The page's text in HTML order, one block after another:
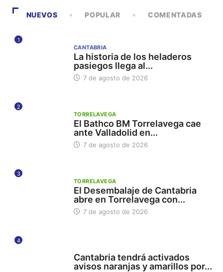
NUEVOS POPULAR COMENTADAS
1
CANTABRIA
La historia de los heladeros
pasiegos llega al...
7 de agosto de 2026
2
TORRELAVEGA
El Bathco BM Torrelavega cae
ante Valladolid en...
7 de agosto de 2026
3
TORRELAVEGA
El Desembalaje de Cantabria
abre en Torrelavega con...
7 de agosto de 2026
4
Cantabria tendrá activados
avisos naranjas y amarillos por...